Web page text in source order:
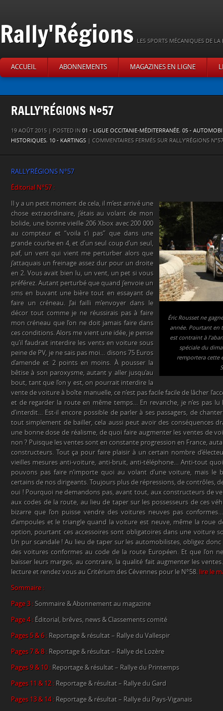
Rally'Régions LES SPORTS MÉCANIQUES DE
ACCUEIL ABONNEMENTS MAGAZINES EN LIGNE
RALLY’RÉGIONS N°57
19 AOÛT 2015 | POSTED IN 01 - LIGUE OCCITANIE-MÉDITERRANÉE, 05 -
HISTORIQUES, 10 - KARTINGS | COMMENTAIRES FERMÉS SUR RALLY’RÉGIONS N°57
RALLY’RÉGIONS N°57
Éditorial N°57 :
Éric Rousset ne
année. Pourtant en
est contraint à
spéciale du
remportera cette
Il y a un petit moment de cela, il m’est arrivé une
chose extraordinaire, j’étais au volant de mon
bolide, une bonne vieille 206 Xbox avec 200 000
au compteur et “voila t’i pas” que dans une
grande courbe en 4, et d’un seul coup d’un seul,
paf, un vent qui vient me perturber alors que
j’attaquais un freinage assez dur pour un droite
en 2. Vous avait bien lu, un vent, un pet si vous
préférez. Autant perturbé que quand j’envoie un
sms en buvant une bière tout en essayant de
faire un créneau. J’ai failli m’envoyer dans le
décor tout comme je ne réussirais pas à faire
mon créneau que l’on ne doit jamais faire dans
ces conditions. Alors me vient une idée, je pense
qu’il faudrait interdire les vents en voiture sous
peine de PV, je ne sais pas moi… disons 75 Euros
d’amende et 2 points en moins. À pousser la
bêtise à son paroxysme, autant y aller jusqu’au
bout, tant que l’on y est, on pourrait interdire la
vente de voiture à boîte manuelle, ce n’est pas facile facile de lâcher
et de regarder la route en même temps… En revanche, je n’es pas
d’interdit… Est-il encore possible de parler à ses passagers, de
tout simplement de bailler, cela aussi peut avoir des conséquences
une bonne dose de réalisme, de quoi faire augmenter les ventes de
non ? Puisque les ventes sont en constante progression en France,
constructeurs. Tout ça pour faire plaisir à un certain nombre
vieilles mesures anti-voiture, anti-bruit, anti-téléphone… Anti-tout quoi
pouvons pas faire n’importe quoi au volant d’une voiture, mais le
certains de nos dirigeants. Toujours plus de répressions, de contrôles,
oui ! Pourquoi ne demandons pas, avant tout, aux constructeurs de
aux codes de la route, au lieu de taper sur les possesseurs de ces
bizarre que l’on puisse vendre des voitures neuves pas
d’ampoules et le triangle quand la voiture est neuve, même la roue
option, pourtant ces accessoires sont obligatoires dans une voiture
Un pur scandale ! Au lieu de taper sur les automobilistes, obligez
des voitures conformes au code de la route Européen. Et que l’on
baisser leurs marges, au contraire, la qualité fait augmenter les
lecture et rendez vous au Critérium des Cévennes pour le N°58. lire le
Sommaire :
Page 3 : Sommaire & Abonnement au magazine
Page 4 : Éditorial, brêves, news & Classements comité
Pages 5 & 6 : Reportage & résultat – Rallye du Vallespir
Pages 7 & 8 : Reportage & résultat – Rallye de Lozère
Pages 9 & 10 : Reportage & résultat – Rallye du Printemps
Pages 11 & 12 : Reportage & résultat – Rallye du Gard
Pages 13 & 14 : Reportage & résultat – Rallye du Pays-Viganais